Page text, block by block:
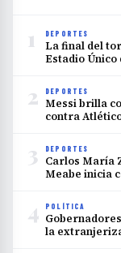
1 DEPORTES
La final del
Estadio Único
2 DEPORTES
Messi brilla
contra
3 DEPORTES
Carlos María
Meabe inicia
4 POLÍTICA
la